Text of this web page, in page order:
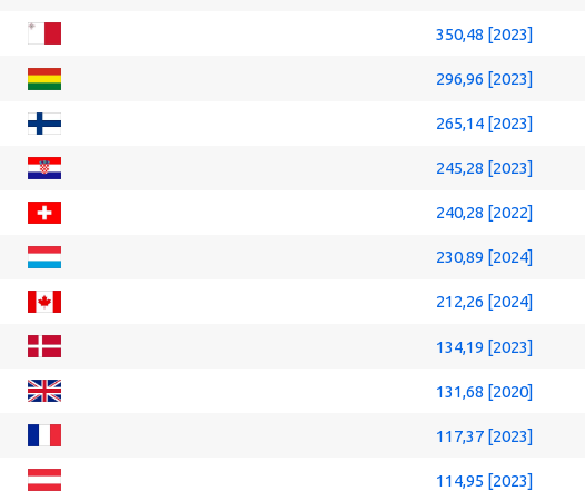
350,48 [2023]
296,96 [2023]
265,14 [2023]
245,28 [2023]
240,28 [2022]
230,89 [2024]
212,26 [2024]
134,19 [2023]
131,68 [2020]
117,37 [2023]
114,95 [2023]